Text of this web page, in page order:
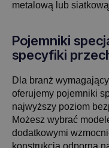
metalową lub
Pojemniki
specyfiki
Dla branż
oferujemy pojemniki
najwyższy poziom
Możesz wybrać
dodatkowymi
konstrukcją odporną